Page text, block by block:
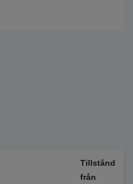
Tillstånd
från